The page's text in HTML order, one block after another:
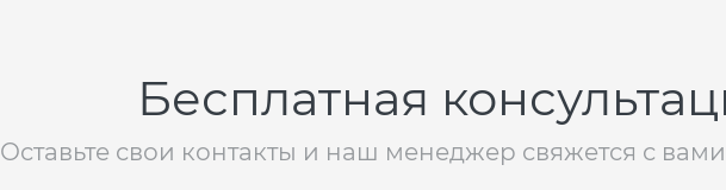
Бесплатная
Оставьте свои контакты и наш менеджер свяжется с